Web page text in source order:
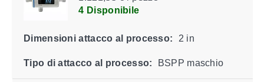
4 Disponibile
Dimensioni attacco al processo: 2 in
Tipo di attacco al processo: BSPP maschio